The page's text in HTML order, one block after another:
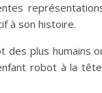
à son histoire.
plus humains
robot à la